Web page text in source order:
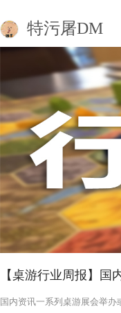
特污屠DM
【桌游行业周报】国
国内资讯一系列桌游展会举